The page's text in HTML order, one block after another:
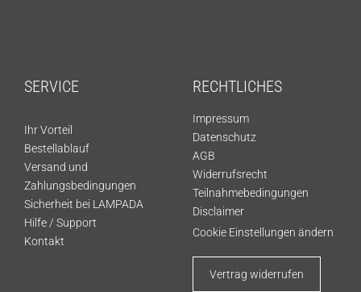
SERVICE
Ihr Vorteil
Bestellablauf
Versand und
Zahlungsbedingungen
Sicherheit bei LAMPADA
Hilfe / Support
Kontakt
RECHTLICHES
Impressum
Datenschutz
AGB
Widerrufsrecht
Teilnahmebedingungen
Disclaimer
Cookie Einstellungen ändern
Vertrag widerrufen